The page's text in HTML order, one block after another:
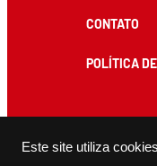
Este site utiliza
CONTATO
POLÍTICA